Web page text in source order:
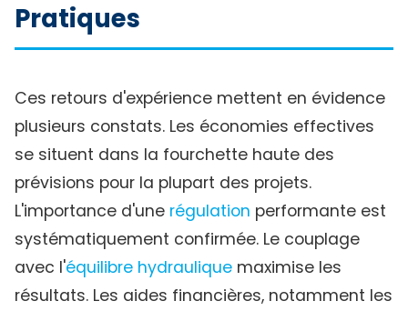
Pratiques
Ces retours d'expérience mettent en évidence
plusieurs constats. Les économies effectives
se situent dans la fourchette haute des
prévisions pour la plupart des projets.
L'importance d'une régulation performante est
systématiquement confirmée. Le couplage
avec l'équilibre hydraulique maximise les
résultats. Les aides financières, notamment les